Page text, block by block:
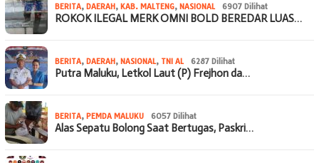
BERITA, DAERAH, KAB. MALTENG, NASIONAL 6907 Dilihat
ROKOK ILEGAL MERK OMNI BOLD BEREDAR LUAS…
BERITA, DAERAH, NASIONAL, TNI AL 6287 Dilihat
Putra Maluku, Letkol Laut (P) Frejhon da…
BERITA, PEMDA MALUKU 6057 Dilihat
Alas Sepatu Bolong Saat Bertugas, Paskri…